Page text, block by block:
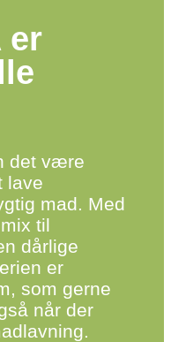
er
det være
lave
mad. Med
til
dårlige
er
som gerne
når der